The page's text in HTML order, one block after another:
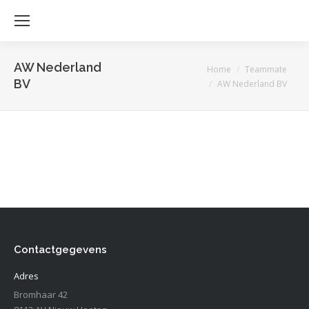
AW Nederland
BV
Home
Teammate
AW Nederland BV
Contactgegevens
Adres
Bromhaar 42